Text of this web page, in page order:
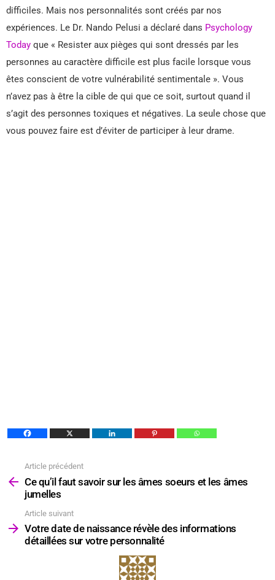
difficiles. Mais nos personnalités sont créés par nos
expériences. Le Dr. Nando Pelusi a déclaré dans Psychology
Today que « Resister aux pièges qui sont dressés par les
personnes au caractère difficile est plus facile lorsque vous
êtes conscient de votre vulnérabilité sentimentale ». Vous
n’avez pas à être la cible de qui que ce soit, surtout quand il
s’agit des personnes toxiques et négatives. La seule chose que
vous pouvez faire est d’éviter de participer à leur drame.
plus
Article précédent
Ce qu’il faut savoir sur les âmes soeurs et les âmes
jumelles
Article suivant
Votre date de naissance révèle des informations
détaillées sur votre personnalité